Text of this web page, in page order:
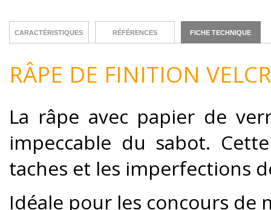
CARACTÉRISTIQUES RÉFÉRENCES FICHE TECHNIQUE
RÂPE DE FINITION
La râpe avec papier de
impeccable du sabot.
taches et les imperfections
Idéale pour les concours de